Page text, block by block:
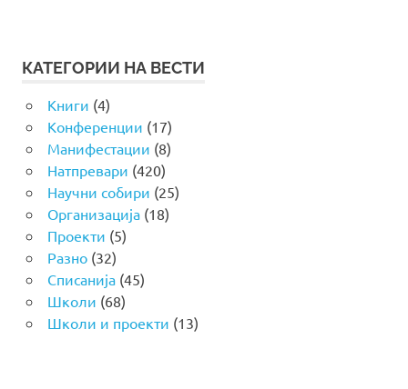
КАТЕГОРИИ НА ВЕСТИ
Книги (4)
Конференции (17)
Манифестации (8)
Натпревари (420)
Научни собири (25)
Организација(18)
Проекти (5)
Разно(32)
Списанија(45)
Школи (68)
Школи и проекти (13)